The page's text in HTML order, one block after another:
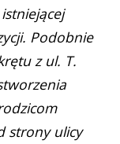
Podobnie
z ul. T.
strony ulicy